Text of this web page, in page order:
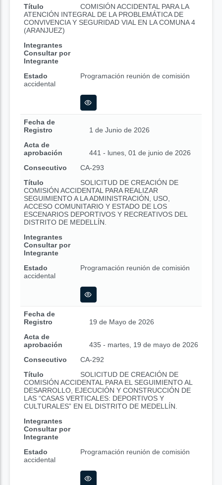
Título
COMISIÓN ACCIDENTAL PARA LA
ATENCIÓN INTEGRAL DE LA PROBLEMÁTICA DE
CONVIVENCIA Y SEGURIDAD VIAL EN LA COMUNA 4
(ARANJUEZ)
Integrantes
Consultar por
Integrante
Estado
Programación reunión de comisión
accidental
Fecha de
Registro
1 de Junio de 2026
Acta de
aprobación
441 - lunes, 01 de junio de 2026
Consecutivo
CA-293
Título
SOLICITUD DE CREACIÓN DE
COMISIÓN ACCIDENTAL PARA REALIZAR
SEGUIMIENTO A LA ADMINISTRACIÓN, USO,
ACCESO COMUNITARIO Y ESTADO DE LOS
ESCENARIOS DEPORTIVOS Y RECREATIVOS DEL
DISTRITO DE MEDELLÍN.
Integrantes
Consultar por
Integrante
Estado
Programación reunión de comisión
accidental
Fecha de
Registro
19 de Mayo de 2026
Acta de
aprobación
435 - martes, 19 de mayo de 2026
Consecutivo
CA-292
Título
SOLICITUD DE CREACIÓN DE
COMISIÓN ACCIDENTAL PARA EL SEGUIMIENTO AL
DESARROLLO, EJECUCIÓN Y CONSTRUCCIÓN DE
LAS “CASAS VERTICALES: DEPORTIVOS Y
CULTURALES” EN EL DISTRITO DE MEDELLÍN.
Integrantes
Consultar por
Integrante
Estado
Programación reunión de comisión
accidental